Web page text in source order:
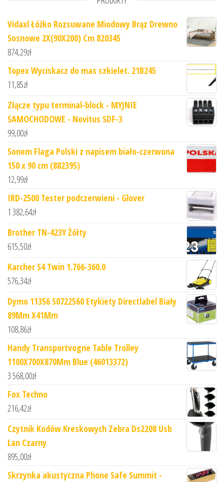
Vidaxl Łóżko Rozsuwane Miodowy Brąz Drewno
Sosnowe 2X(90X200) Cm 820345
874,29zł
Topex Wyciskacz do mas szkielet. 21B245
11,85zł
Złącze typu terminal-block - MYJNIE
SAMOCHODOWE - Novitus SDF-3
99,00zł
Sonem Flaga Polski z napisem biało-czerwona
150 x 90 cm (882395)
12,99zł
IRD-2500 Tester podczerwieni - Glover
1 382,64zł
Brother TN-423Y Żółty
615,50zł
Karcher S4 Twin 1.766-360.0
576,34zł
Dymo 11356 S0722560 Etykiety Directlabel Biały
89Mm X41Mm
108,86zł
Handy Transportvogne Table Trolley
1100X700X870Mm Blue (46013372)
3 568,00zł
Fox Techno
216,42zł
Czytnik Kodów Kreskowych Zebra Ds2208 Usb
Lan Czarny
895,00zł
Skrzynka akustyczna Phone Safe Summit -